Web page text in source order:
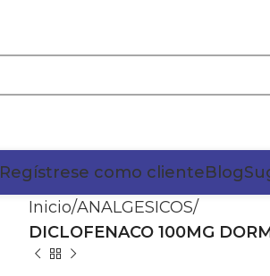
Regístrese como clienteBlog
Inicio ANALGESICOS
DICLOFENACO 100MG